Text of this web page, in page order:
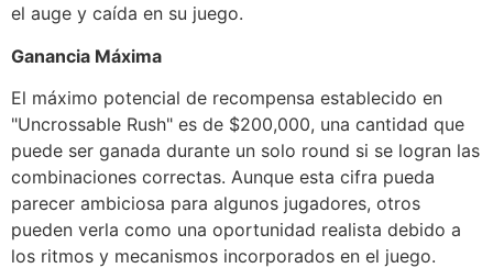
el auge y caída en su juego.
Ganancia Máxima
El máximo potencial de recompensa establecido en
"Uncrossable Rush" es de $200,000, una cantidad que
puede ser ganada durante un solo round si se logran las
combinaciones correctas. Aunque esta cifra pueda
parecer ambiciosa para algunos jugadores, otros
pueden verla como una oportunidad realista debido a
los ritmos y mecanismos incorporados en el juego.